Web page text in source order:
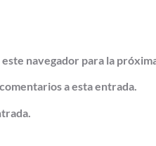
navegador para la
a esta entrada.